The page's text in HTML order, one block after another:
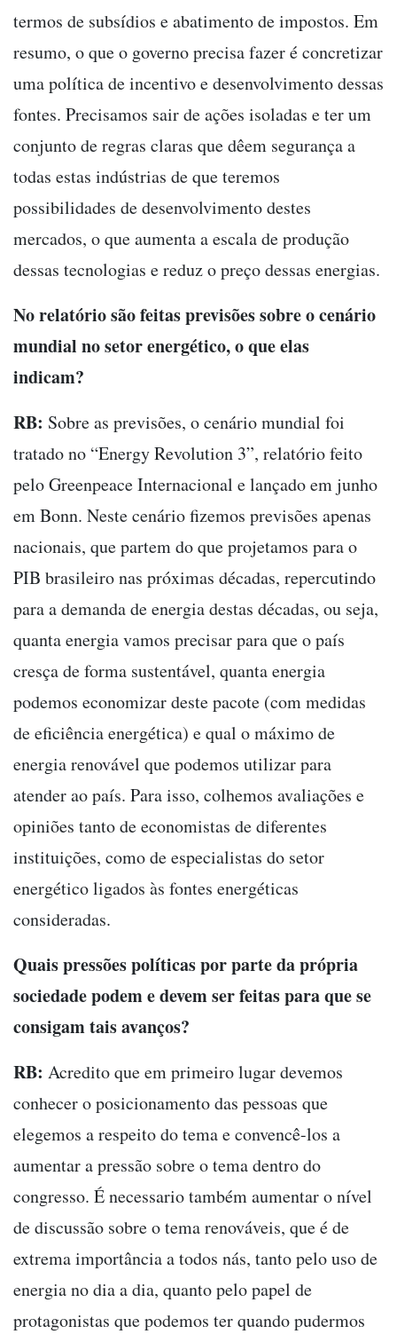
termos de subsídios e abatimento de impostos. Em
resumo, o que o governo precisa fazer é concretizar
uma política de incentivo e desenvolvimento dessas
fontes. Precisamos sair de ações isoladas e ter um
conjunto de regras claras que dêem segurança a
todas estas indústrias de que teremos
possibilidades de desenvolvimento destes
mercados, o que aumenta a escala de produção
dessas tecnologias e reduz o preço dessas energias.
No relatório são feitas previsões sobre o cenário
mundial no setor energético, o que elas
indicam?
RB: Sobre as previsões, o cenário mundial foi
tratado no “Energy Revolution 3”, relatório feito
pelo Greenpeace Internacional e lançado em junho
em Bonn. Neste cenário fizemos previsões apenas
nacionais, que partem do que projetamos para o
PIB brasileiro nas próximas décadas, repercutindo
para a demanda de energia destas décadas, ou seja,
quanta energia vamos precisar para que o país
cresça de forma sustentável, quanta energia
podemos economizar deste pacote (com medidas
de eficiência energética) e qual o máximo de
energia renovável que podemos utilizar para
atender ao país. Para isso, colhemos avaliações e
opiniões tanto de economistas de diferentes
instituições, como de especialistas do setor
energético ligados às fontes energéticas
consideradas.
Quais pressões políticas por parte da própria
sociedade podem e devem ser feitas para que se
consigam tais avanços?
RB: Acredito que em primeiro lugar devemos
conhecer o posicionamento das pessoas que
elegemos a respeito do tema e convencê-los a
aumentar a pressão sobre o tema dentro do
congresso. É necessario também aumentar o nível
de discussão sobre o tema renováveis, que é de
extrema importância a todos nás, tanto pelo uso de
energia no dia a dia, quanto pelo papel de
protagonistas que podemos ter quando pudermos